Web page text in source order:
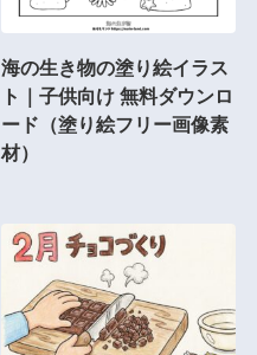
海の生き物の塗り絵イラス
ト｜子供向け 無料ダウンロ
ード（塗り絵フリー画像素
材）